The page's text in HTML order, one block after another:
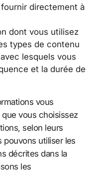
directement à
dont vous utilisez
types de contenu
lesquels vous
et la durée de
vous
vous choisissez
selon leurs
utiliser les
décrites dans la
les